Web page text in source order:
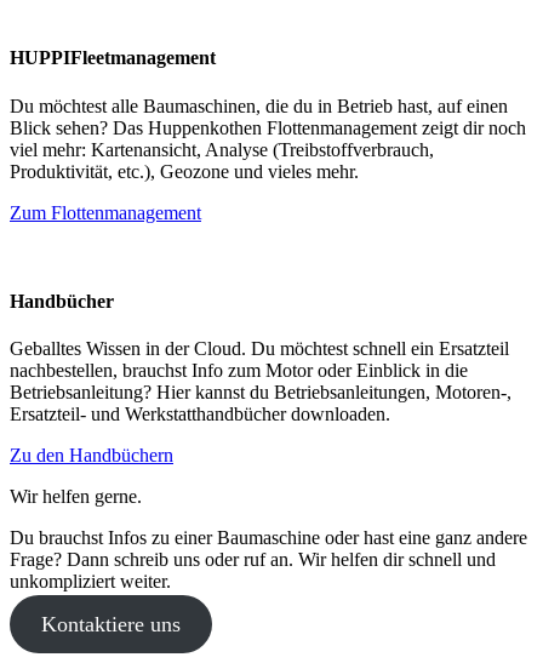
HUPPIFleetmanagement
Du möchtest alle Baumaschinen, die du in Betrieb hast, auf einen
Blick sehen? Das Huppenkothen Flottenmanagement zeigt dir noch
viel mehr: Kartenansicht, Analyse (Treibstoffverbrauch,
Produktivität, etc.), Geozone und vieles mehr.
Zum Flottenmanagement
Handbücher
Geballtes Wissen in der Cloud. Du möchtest schnell ein Ersatzteil
nachbestellen, brauchst Info zum Motor oder Einblick in die
Betriebsanleitung? Hier kannst du Betriebsanleitungen, Motoren-,
Ersatzteil- und Werkstatthandbücher downloaden.
Zu den Handbüchern
Wir helfen gerne.
Du brauchst Infos zu einer Baumaschine oder hast eine ganz andere
Frage? Dann schreib uns oder ruf an. Wir helfen dir schnell und
unkompliziert weiter.
Kontaktiere uns